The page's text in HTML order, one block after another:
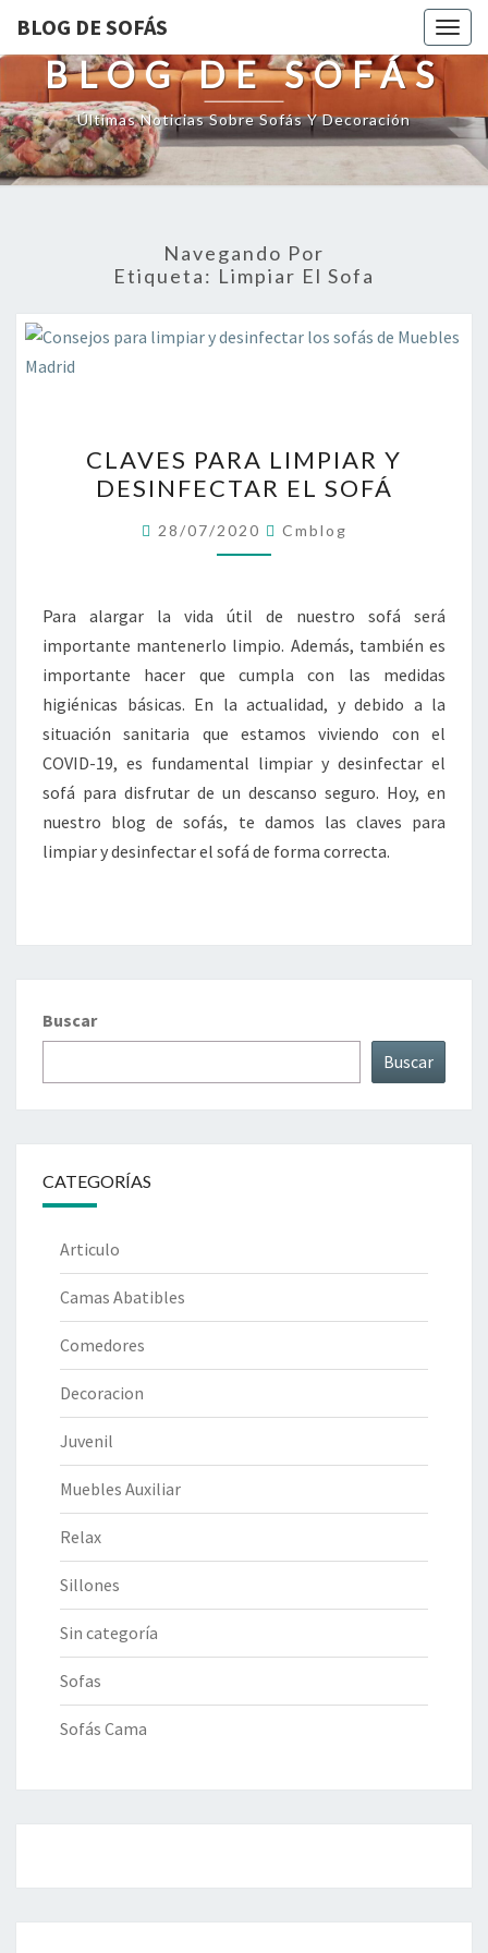
BLOG DE SOFÁS
BLOG DE SOFÁS
Últimas Noticias Sobre Sofás Y Decoración
Navegando Por
Etiqueta: Limpiar El Sofa
PARA
LIMPIAR
Y
DESINFECTAR
SOFÁ
CLAVES PARA LIMPIAR Y
DESINFECTAR EL SOFÁ
28/07/2020 Cmblog
Para alargar la vida útil de nuestro sofá será
importante mantenerlo limpio. Además, también es
importante hacer que cumpla con las medidas
higiénicas básicas. En la actualidad, y debido a la
situación sanitaria que estamos viviendo con el
COVID-19, es fundamental limpiar y desinfectar el
sofá para disfrutar de un descanso seguro. Hoy, en
nuestro blog de sofás, te damos las claves para
limpiar y desinfectar el sofá de forma correcta.
Buscar
Buscar
CATEGORÍAS
Articulo
Camas Abatibles
Comedores
Decoracion
Juvenil
Muebles Auxiliar
Relax
Sillones
Sin categoría
Sofas
Sofás Cama